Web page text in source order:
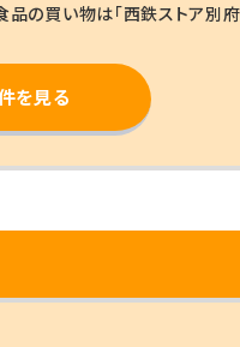
買い物は「西鉄ストア別府
を見る